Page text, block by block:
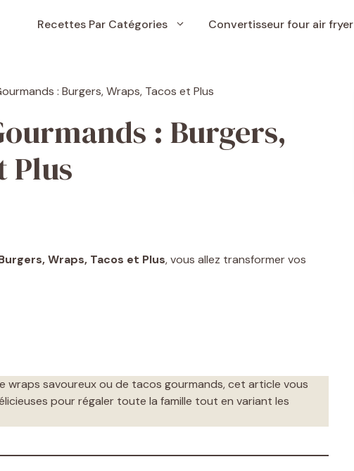
Recettes Par Catégories Convertisseur four air fryer
: Burgers,
Plus
Wraps, Tacos et Plus, vous allez transformer vos
wraps savoureux ou de tacos gourmands, cet article vous
pour régaler toute la famille tout en variant les